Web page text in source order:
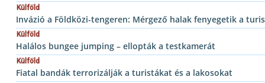
Külföld
Invázió a Földközi-tengeren: Mérgező halak fenyegetik a
Külföld
Halálos bungee jumping – ellopták a testkamerát
Külföld
Fiatal bandák terrorizálják a turistákat és a lakosokat